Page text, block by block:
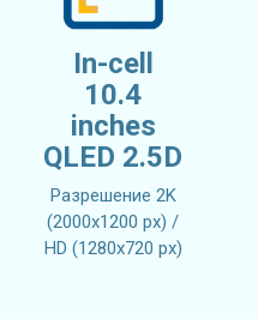
In-cell
10.4
inches
QLED 2.5D
Разрешение 2K
(2000x1200 px) /
HD (1280x720 px)